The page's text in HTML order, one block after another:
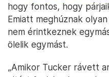
hogy fontos, hogy
Emiatt meghúznak
nem érintkeznek
ölelik egymást.
„Amikor Tucker rávett